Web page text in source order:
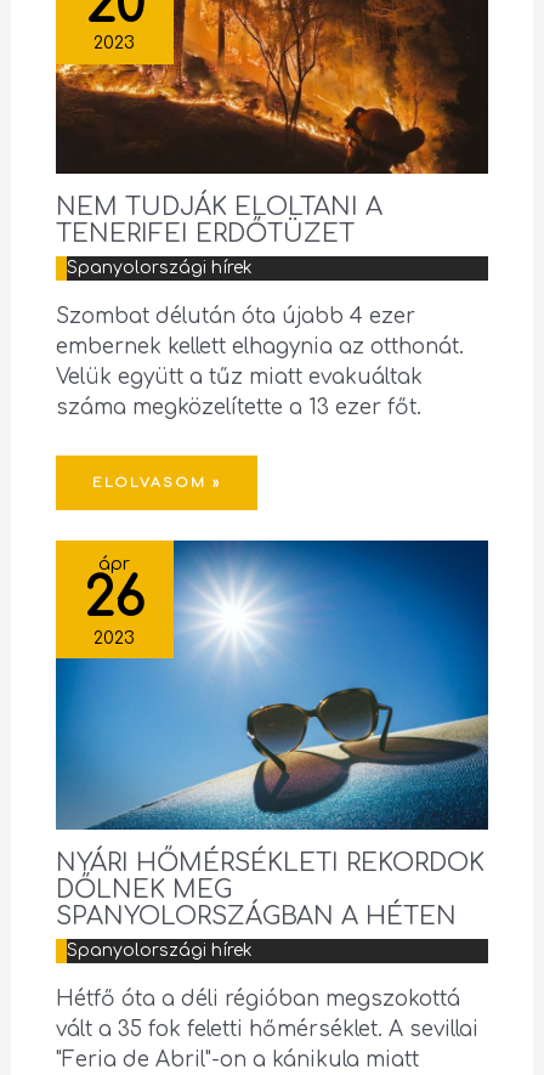
2023
NEM TUDJÁK ELOLTANI A
TENERIFEI ERDŐTÜZET
Spanyolországi hírek
Szombat délután óta újabb 4 ezer
embernek kellett elhagynia az otthonát.
Velük együtt a tűz miatt evakuáltak
száma megközelítette a 13 ezer főt.
ELOLVASOM »
ápr
26
2023
NYÁRI HŐMÉRSÉKLETI REKORDOK
DŐLNEK MEG
SPANYOLORSZÁGBAN A HÉTEN
Spanyolországi hírek
Hétfő óta a déli régióban megszokottá
vált a 35 fok feletti hőmérséklet. A sevillai
"Feria de Abril"-on a kánikula miatt